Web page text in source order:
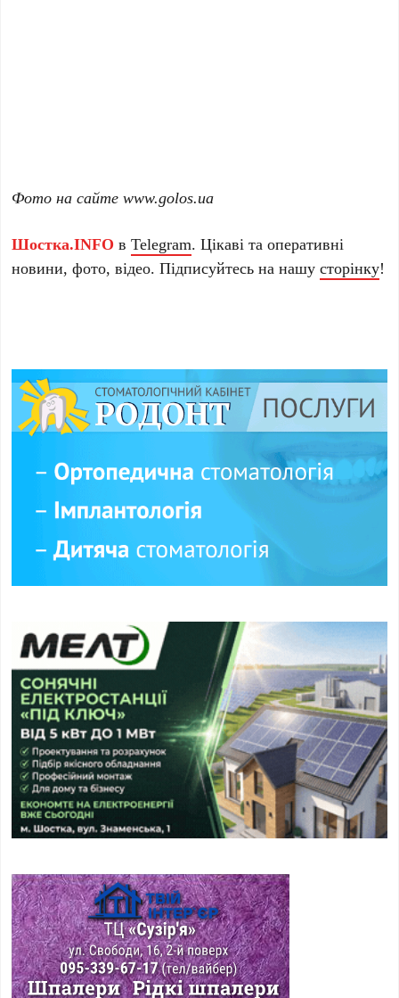
Фото на сайте www.golos.ua
Шостка.INFO вTelegram. Цікаві та оперативні
новини, фото, відео. Підписуйтесь на нашусторінку!